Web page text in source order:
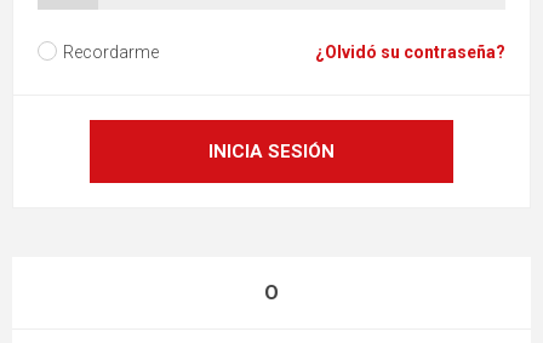
Recordarme ¿Olvidó su contraseña?
O